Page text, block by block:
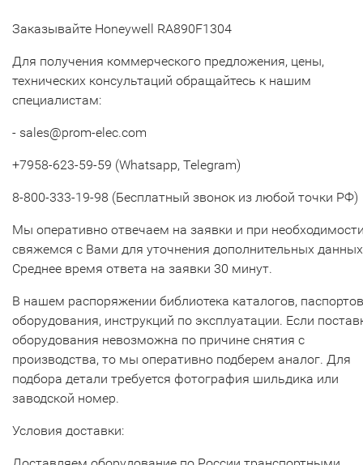
Заказывайте Honeywell RA890F1304
Для получения коммерческого предложения, цены,
технических консультаций обращайтесь к нашим
специалистам:
- sales@prom-elec.com
+7958-623-59-59 (Whatsapp, Telegram)
8-800-333-19-98 (Бесплатный звонок из любой точки РФ)
Мы оперативно отвечаем на заявки и при
свяжемся с Вами для уточнения дополнительных
Среднее время ответа на заявки 30 минут.
В нашем распоряжении библиотека каталогов, паспортов
оборудования, инструкций по эксплуатации. Если
оборудования невозможна по причине снятия с
производства, то мы оперативно подберем аналог. Для
подбора детали требуется фотография шильдика или
заводской номер.
Условия доставки: